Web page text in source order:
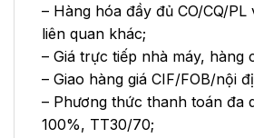
– Hàng hóa đầy đủ CO/CQ/
liên quan khác;
– Giá trực tiếp nhà máy, hàng
– Giao hàng giá CIF/FOB/nội
– Phương thức thanh toán đa
100%, TT30/70;